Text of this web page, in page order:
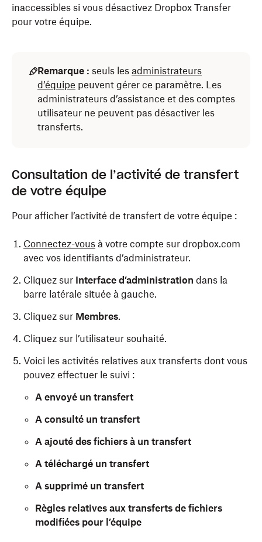
inaccessibles si vous désactivez Dropbox Transfer
pour votre équipe.
Remarque : seuls les administrateurs
d’équipe peuvent gérer ce paramètre. Les
administrateurs d’assistance et des comptes
utilisateur ne peuvent pas désactiver les
transferts.
Consultation de l’activité de transfert
de votre équipe
Pour afficher l’activité de transfert de votre équipe :
Connectez-vous à votre compte sur dropbox.com
avec vos identifiants d’administrateur.
Cliquez sur Interface d’administration dans la
barre latérale située à gauche.
Cliquez sur Membres.
Cliquez sur l’utilisateur souhaité.
Voici les activités relatives aux transferts dont vous
pouvez effectuer le suivi :
A envoyé un transfert
A consulté un transfert
A ajouté des fichiers à un transfert
A téléchargé un transfert
A supprimé un transfert
Règles relatives aux transferts de fichiers
modifiées pour l’équipe